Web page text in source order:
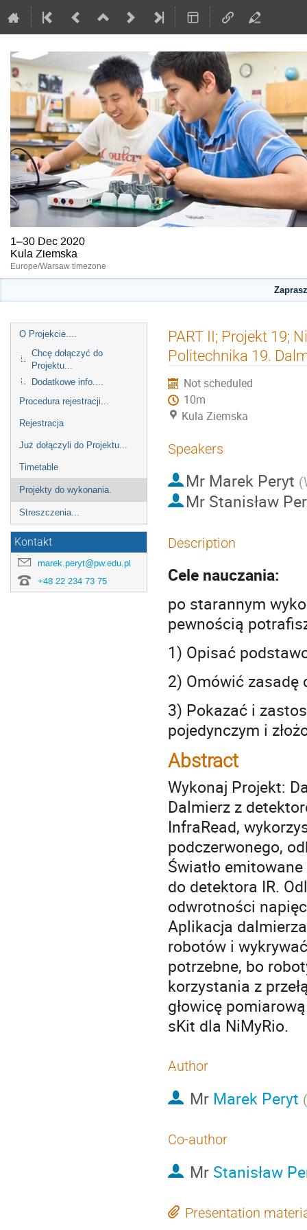
1–30 Dec 2020
Kula Ziemska
Europe/Warsaw timezone
Event
menu
O Projekcie....
Chcę dołączyć do
Projektu...
Dodatkowe info....
Procedura rejestracji...
Rejestracja
Już dołączyli do Projektu...
Timetable
Projekty do wykonania.
Streszczenia...
Kontakt
marek.peryt@pw.edu.pl
+48 22 234 73 75
PART II; Projekt 19;
Politechnika 19.
Not scheduled
10m
Kula Ziemska
Speakers
Mr Marek Peryt (
Mr Stanisław
Description
Cele nauczania:
po starannym
pewnością
1) Opisać
2) Omówić zasadę
3) Pokazać i
pojedynczym i
Abstract
Wykonaj Projekt:
Dalmierz z
InfraRead,
podczerwonego,
Światło
do detektora IR.
odwrotności
Aplikacja
robotów i
potrzebne, bo
korzystania z
głowicę
sKit dla NiMyRio.
Author
Mr Marek Peryt (
Co-author
Mr Stanisław
Presentation